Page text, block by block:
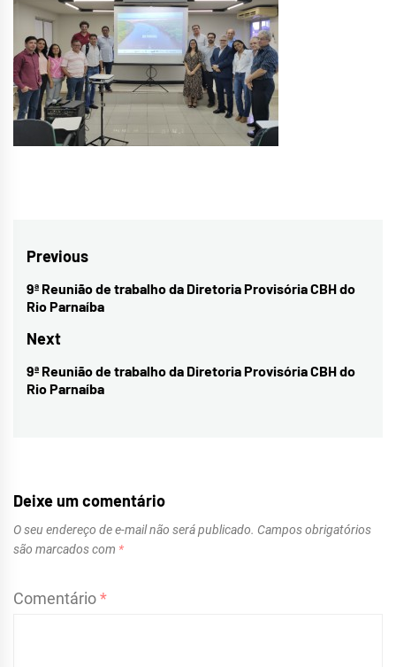
Navegação
de
Previous
Previous
post:
9ª Reunião de trabalho da Diretoria Provisória CBH do
Rio Parnaíba
Next
Next
post:
9ª Reunião de trabalho da Diretoria Provisória CBH do
Rio Parnaíba
Deixe um comentário
O seu endereço de e-mail não será publicado. Campos obrigatórios
são marcados com *
Comentário*